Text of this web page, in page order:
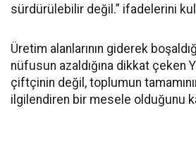
sürdürülebilir değil.” ifadelerini
Üretim alanlarının giderek
nüfusun azaldığına dikkat çeken
çiftçinin değil, toplumun
ilgilendiren bir mesele olduğunu